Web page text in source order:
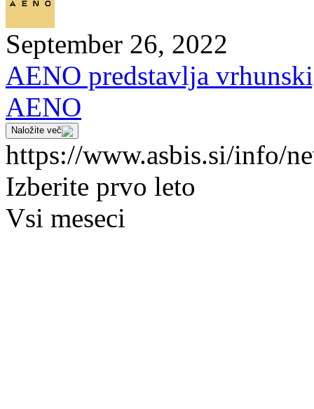
September 26, 2022
AENO predstavlja
AENO
Naložite več
https://www.asbis.si/info/
Izberite prvo leto
Vsi meseci